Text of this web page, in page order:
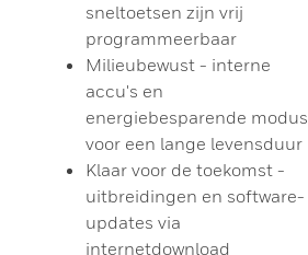
sneltoetsen zijn vrij
programmeerbaar
Milieubewust - interne
accu's en
energiebesparende modus
voor een lange levensduur
Klaar voor de toekomst -
uitbreidingen en software-
updates via
internetdownload